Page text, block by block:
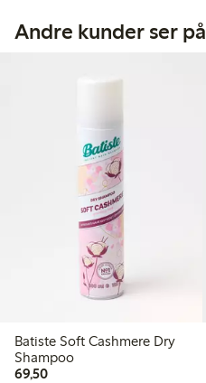
Andre kunder ser på
Batiste Soft Cashmere Dry
Shampoo
69,5069,50 kr